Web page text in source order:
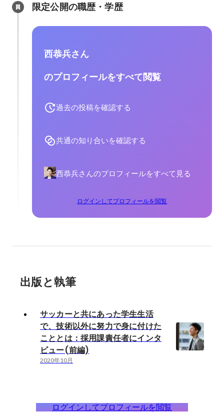
限定公開の職歴・学歴
西恭兵さん
のプロフィールをすべて閲覧
過去の投稿を確認する
共通の知り合いを確認する
西恭兵さんのプロフィールをすべて見る
ログインしてプロフィールを閲覧
出版と執筆
サッカーと共にあった学生生活
で、技術以外に努力で身に付けた
こととは：採用課責任者にインタ
ビュー(前編)
2020年10月
ログインしてプロフィールを閲覧